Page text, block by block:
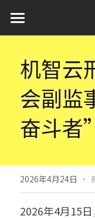
首页
AI 产品与服务
产品服务
平台软件
模组硬件
方案中心
AI离线语音
取暖器智能
工业物联网
IoT新能源
新闻资讯
关于我们
机智云
会副监
奋斗者
2026年4月24日 ·
2026年4月15